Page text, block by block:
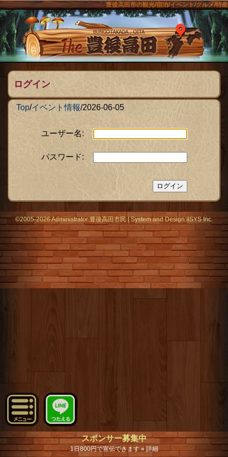
豊後高田市の観光/宿泊/イベント/グルメ/特産
The豊後
ログイン
Top/イベント情報/2026-06-05
ユーザー名:
パスワード:
メニュー
©2005-2026 Administrator:豊後高田市民|Systemand Design:IISYS Inc.
スポンサー募集中
1日800円で宣伝できます » 詳細